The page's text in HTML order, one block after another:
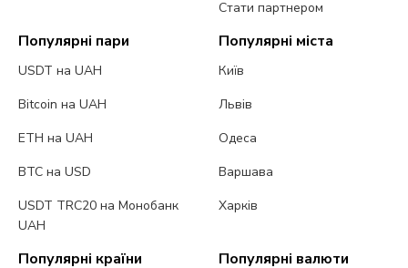
Стати партнером
Популярні пари
USDT на UAH
Bitcoin на UAH
ETH на UAH
BTC на USD
USDT TRC20 на Монобанк
UAH
Популярні міста
Київ
Львів
Одеса
Варшава
Харків
Популярні країни Популярні валюти